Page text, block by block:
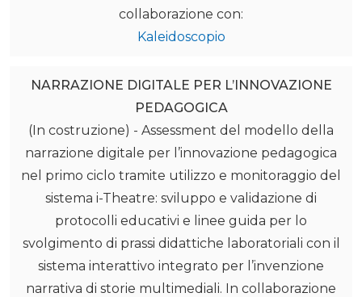
collaborazione con:
Kaleidoscopio
NARRAZIONE DIGITALE PER L’INNOVAZIONE
PEDAGOGICA
(In costruzione) - Assessment del modello della
narrazione digitale per l’innovazione pedagogica
nel primo ciclo tramite utilizzo e monitoraggio del
sistema i-Theatre: sviluppo e validazione di
protocolli educativi e linee guida per lo
svolgimento di prassi didattiche laboratoriali con il
sistema interattivo integrato per l’invenzione
narrativa di storie multimediali. In collaborazione